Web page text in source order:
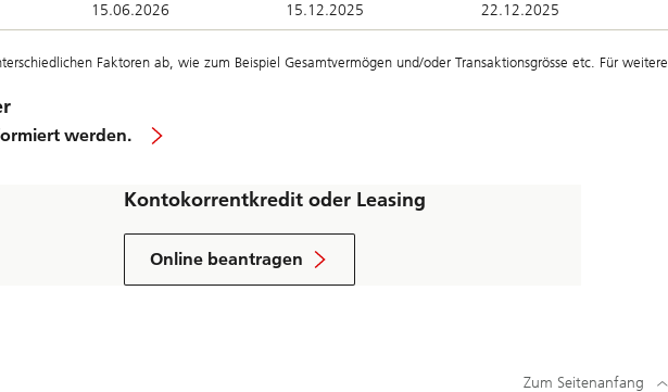
15.06.2026 15.12.2025 22.12.2025
Faktoren ab, wie zum Beispiel Gesamtvermögen und/oder Transaktionsgrösse etc. Für weitere
werden.
Kontokorrentkredit oder Leasing
Online beantragen
Zum Seitenanfang